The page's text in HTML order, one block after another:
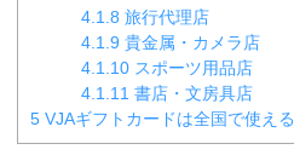
4.1.8 旅行代理店
4.1.9 貴金属・カメラ店
4.1.10 スポーツ用品店
4.1.11 書店・文房具店
5 VJAギフトカードは全国で使え